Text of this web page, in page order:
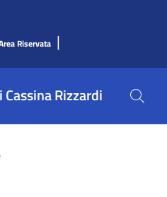
Riservata |
Rizzardi